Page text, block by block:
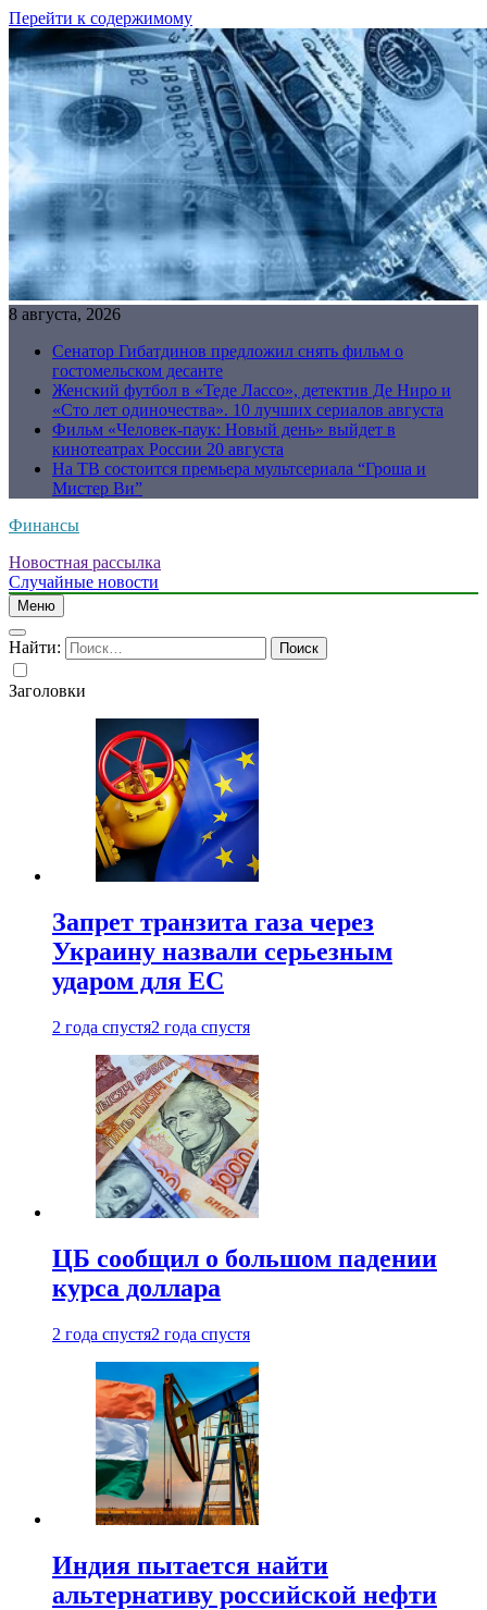
Перейти к содержимому
8 августа, 2026
Сенатор Гибатдинов предложил снять фильм о
гостомельском десанте
Женский футбол в «Теде Лассо», детектив Де Ниро и
«Сто лет одиночества». 10 лучших сериалов августа
Фильм «Человек-паук: Новый день» выйдет в
кинотеатрах России 20 августа
На ТВ состоится премьера мультсериала “Гроша и
Мистер Ви”
Финансы
Новостная рассылка
Случайные новости
Меню
Найти:
Заголовки
Запрет транзита газа через
Украину назвали серьезным
ударом для ЕС
2 года спустя2 года спустя
ЦБ сообщил о большом падении
курса доллара
2 года спустя2 года спустя
Индия пытается найти
альтернативу российской нефти